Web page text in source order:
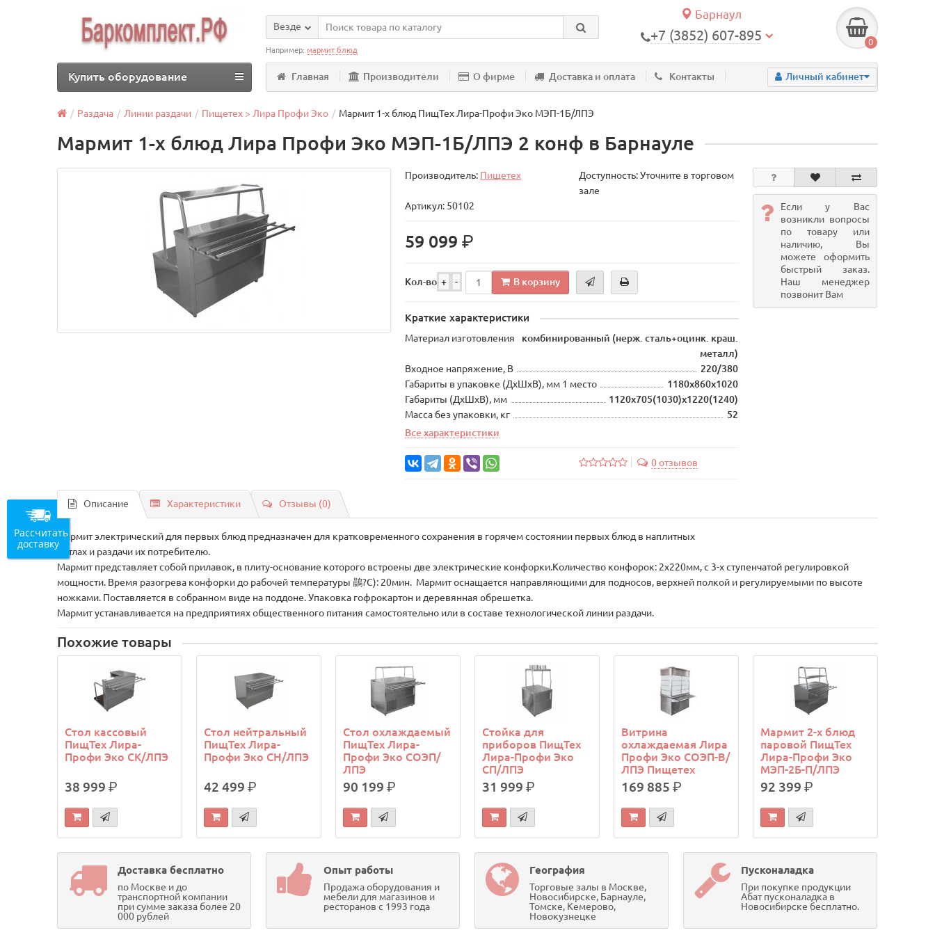
Барнаул
+7 (3852) 607-895 0
Везде
Например:мармит блюд
Главная Производители О фирме Доставка и оплата Контакты Личный кабинет
Купить оборудование
Раздача Линии раздачи Пищетех > Лира Профи Эко Мармит 1-х блюд ПищТех Лира-Профи Эко МЭП-1Б/ЛПЭ
Мармит 1-х блюд Лира Профи Эко МЭП-1Б/ЛПЭ 2 конф в Барнауле
Производитель: Пищетех
Доступность: Уточните в торговом
зале
Артикул: 50102
59 099р.
Кол-во + - В корзину
Краткие характеристики
Материал изготовления
комбинированный (нерж. сталь+оцинк. краш.
металл)
Входное напряжение, В
220/380
Габариты в упаковке (ДхШхВ), мм 1 место
1180х860х1020
Габариты (ДхШхВ), мм
1120х705(1030)х1220(1240)
Масса без упаковки, кг
52
Все характеристики
0 отзывов
Если у Вас
возникли вопросы
по товару или
наличию, Вы
можете оформить
быстрый заказ.
Наш менеджер
позвонит Вам
Описание Характеристики Отзывы (0)
Мармит электрический для первых блюд предназначен для кратковременного сохранения в горячем состоянии первых блюд в наплитных
котлах и раздачи их потребителю.
Мармит представляет собой прилавок, в плиту-основание которого встроены две электрические конфорки.Количество конфорок: 2х220мм, с 3-х ступенчатой регулировкой
мощности. Время разогрева конфорки до рабочей температуры 鷐?С): 20мин. Мармит оснащается направляющими для подносов, верхней полкой и регулируемыми по высоте
ножками. Поставляется в собранном виде на поддоне. Упаковка гофрокартон и деревянная обрешетка.
Мармит устанавливается на предприятиях общественного питания самостоятельно или в составе технологической линии раздачи.
Похожие товары
Стол кассовый
ПищТех Лира-
Профи Эко СК/ЛПЭ
38 999р.
Стол нейтральный
ПищТех Лира-
Профи Эко СН/ЛПЭ
42 499р.
Стол охлаждаемый
ПищТех Лира-
Профи Эко СОЭП/
ЛПЭ
90 199р.
Стойка для
приборов ПищТех
Лира-Профи Эко
СП/ЛПЭ
31 999р.
Витрина
охлаждаемая Лира
Профи Эко СОЭП-В/
ЛПЭ Пищетех
169 885р.
Мармит 2-х блюд
паровой ПищТех
Лира-Профи Эко
МЭП-2Б-П/ЛПЭ
92 399р.
Доставка бесплатно
по Москве и до
транспортной компании
при сумме заказа более 20
000 рублей
Опыт работы
Продажа оборудования и
мебели для магазинов и
ресторанов с 1993 года
География
Торговые залы в Москве,
Новосибирске, Барнауле,
Томске, Кемерово,
Новокузнецке
Пусконаладка
При покупке продукции
Абат пусконаладка в
Новосибирске бесплатно.
Рассчитать
доставку